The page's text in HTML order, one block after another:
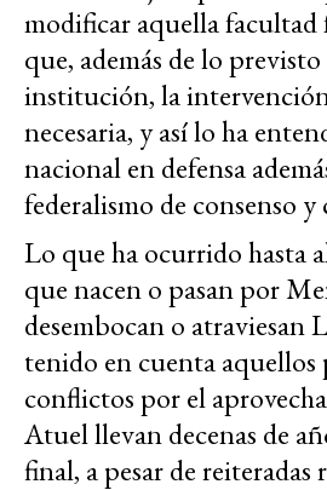
modificar aquella facultad
que, además de lo previsto
institución, la
necesaria, y así lo ha
nacional en defensa
federalismo de consenso
Lo que ha ocurrido hasta
que nacen o pasan por
desembocan o atraviesan
tenido en cuenta
conflictos por el
Atuel llevan decenas de
final, a pesar de reiteradas